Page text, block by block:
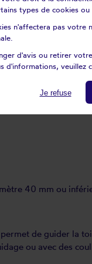
des rayons
de commande
40 mm ou
de guider la
ou avec des
types de cookies
n'affectera pas
d'avis ou retirer
d'informations, veuillez
Je refuse